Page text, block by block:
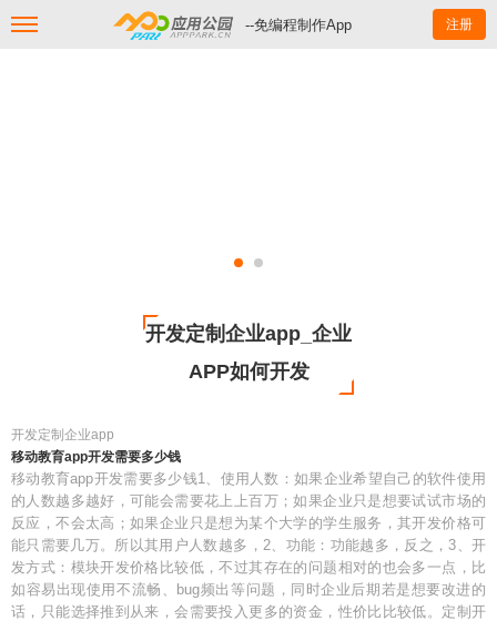
--免编程制作App 注册
开发定制企业app_企业
APP如何开发
开发定制企业app
移动教育app开发需要多少钱
移动教育app开发需要多少钱1、使用人数：如果企业希望自己的软件使用
的人数越多越好，可能会需要花上上百万；如果企业只是想要试试市场的
反应，不会太高；如果企业只是想为某个大学的学生服务，其开发价格可
能只需要几万。所以其用户人数越多，2、功能：功能越多，反之，3、开
发方式：模块开发价格比较低，不过其存在的问题相对的也会多一点，比
如容易出现使用不流畅、bug频出等问题，同时企业后期若是想要改进的
话，只能选择推到从来，会需要投入更多的资金，性价比比较低。定制开